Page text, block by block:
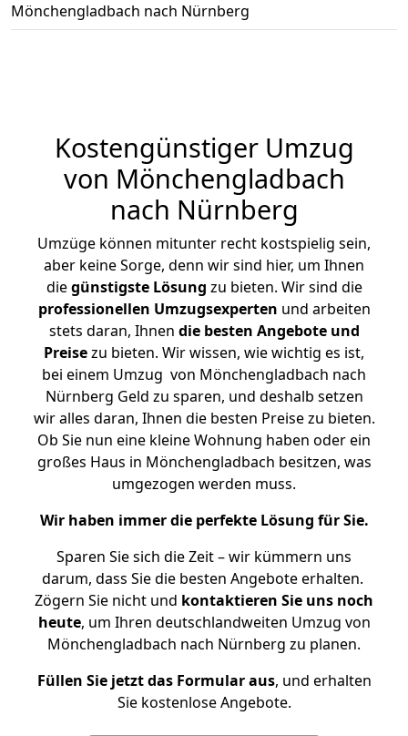
Mönchengladbach nach Nürnberg
Kostengünstiger Umzug
von Mönchengladbach
nach Nürnberg
Umzüge können mitunter recht kostspielig sein,
aber keine Sorge, denn wir sind hier, um Ihnen
diegünstigste Lösung zu bieten. Wir sind die
professionellen Umzugsexperten und arbeiten
stets daran, Ihnen die besten Angebote und
Preisezu bieten. Wir wissen, wie wichtig es ist,
bei einem Umzug von Mönchengladbach nach
Nürnberg Geld zu sparen, und deshalb setzen
wir alles daran, Ihnen die besten Preise zu bieten.
Ob Sie nun eine kleine Wohnung haben oder ein
großes Haus in Mönchengladbach besitzen, was
umgezogen werden muss.
Wir haben immer die perfekte Lösung für Sie.
Sparen Sie sich die Zeit – wir kümmern uns
darum, dass Sie die besten Angebote erhalten.
Zögern Sie nicht und kontaktieren Sie uns noch
heute, um Ihren deutschlandweiten Umzug von
Mönchengladbach nach Nürnberg zu planen.
Füllen Sie jetzt das Formular aus, und erhalten
Sie kostenlose Angebote.